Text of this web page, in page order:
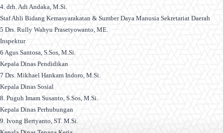
4. drh. Adi Andaka, M.Si.
Staf Ahli Bidang Kemasyarakatan & Sumber Daya Manusia Sekretariat Daerah
5 Drs. Rully Wahyu Prasetyowanto, ME.
Inspektur
6 Agus Santosa, S.Sos, M.Si.
Kepala Dinas Pendidikan
7 Drs. Mikhael Hankam Indoro, M.Si.
Kepala Dinas Sosial
8. Puguh Imam Susanto, S.Sos, M.Si.
Kepala Dinas Perhubungan
9. Ivong Bertyanto, ST. M.Si.